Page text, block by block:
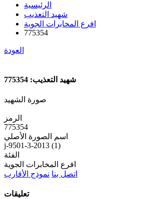
الرئيسية
شهيد التعذيب
افرع المخابرات الجوية
775354
العودة
شهيد التعذيب: 775354
صورة الشهيد
الرمز
775354
اسم الصورة الأصلي
j-9501-3-2013 (1)
الفئة
افرع المخابرات الجوية
اتصل بنا نموذج الأقارب
تعليقات